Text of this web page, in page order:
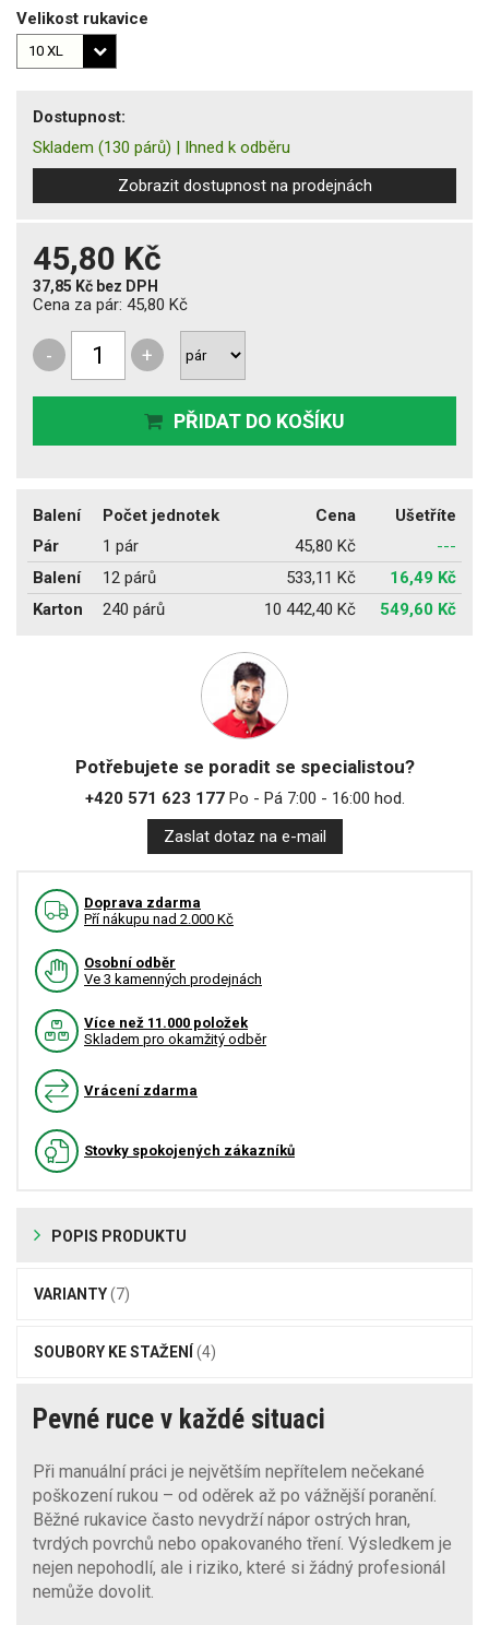
Velikost rukavice
Dostupnost:
Skladem (130 párů) | Ihned k odběru
Zobrazit dostupnost na prodejnách
45,80 Kč
37,85 Kč bez DPH
Cena za pár: 45,80 Kč
- +
PŘIDAT DO KOŠÍKU
Balení Počet jednotek Cena
Ušetříte
Pár
1 pár 45,80 Kč
---
Balení
12 párů 533,11 Kč
16,49 Kč
Karton
240 párů 10 442,40 Kč 549,60 Kč
Potřebujete se poradit se specialistou?
+420 571 623 177Po - Pá 7:00 - 16:00 hod.
Zaslat dotaz na e-mail
Doprava zdarma
Pří nákupu nad 2.000 Kč
Osobní odběr
Ve 3 kamenných prodejnách
Více než 11.000 položek
Skladem pro okamžitý odběr
Vrácení zdarma
Stovky spokojených zákazníků
POPIS PRODUKTU
VARIANTY(7)
SOUBORY KE STAŽENÍ (4)
Pevné ruce v každé situaci
Při manuální práci je největším nepřítelem nečekané
poškození rukou – od oděrek až po vážnější poranění.
Běžné rukavice často nevydrží nápor ostrých hran,
tvrdých povrchů nebo opakovaného tření. Výsledkem je
nejen nepohodlí, ale i riziko, které si žádný profesionál
nemůže dovolit.